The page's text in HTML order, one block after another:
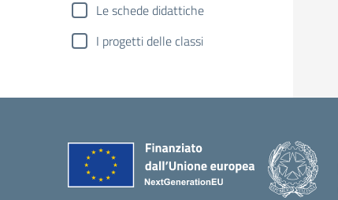
Le schede didattiche
I progetti delle classi